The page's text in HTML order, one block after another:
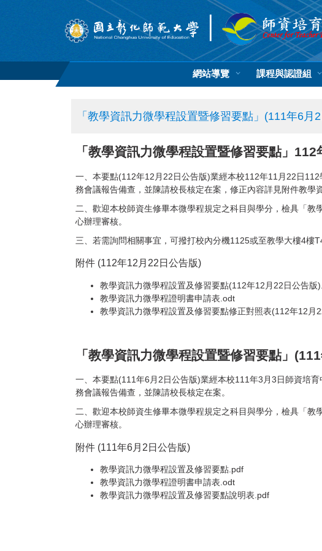
內
網站導覽 課程與認證組
「教學資訊力微學程設置暨修習要點」(111年6月
「教學資訊力微學程設置暨修習要點」
一、本要點(112年12月22日公告版)業經本校112年11月22日
務會議報告備查，並陳請校長核定在案，修正內容詳見附件教學
二、歡迎本校師資生修畢本微學程規定之科目與學分，檢具「
心辦理審核。
三、若需詢問相關事宜，可撥打校內分機1125或至教學大樓4樓
附件 (112年12月22日公告版)
教學資訊力微學程設置及修習要點(112年12月22日公告版
教學資訊力微學程證明書申請表.odt
教學資訊力微學程設置及修習要點修正對照表(112年12月
「教學資訊力微學程設置暨修習要點」
一、本要點(111年6月2日公告版)業經本校111年3月3日師資培
務會議報告備查，並陳請校長核定在案。
二、歡迎本校師資生修畢本微學程規定之科目與學分，檢具「
心辦理審核。
附件 (111年6月2日公告版)
教學資訊力微學程設置及修習要點.pdf
教學資訊力微學程證明書申請表.odt
教學資訊力微學程設置及修習要點說明表.pdf